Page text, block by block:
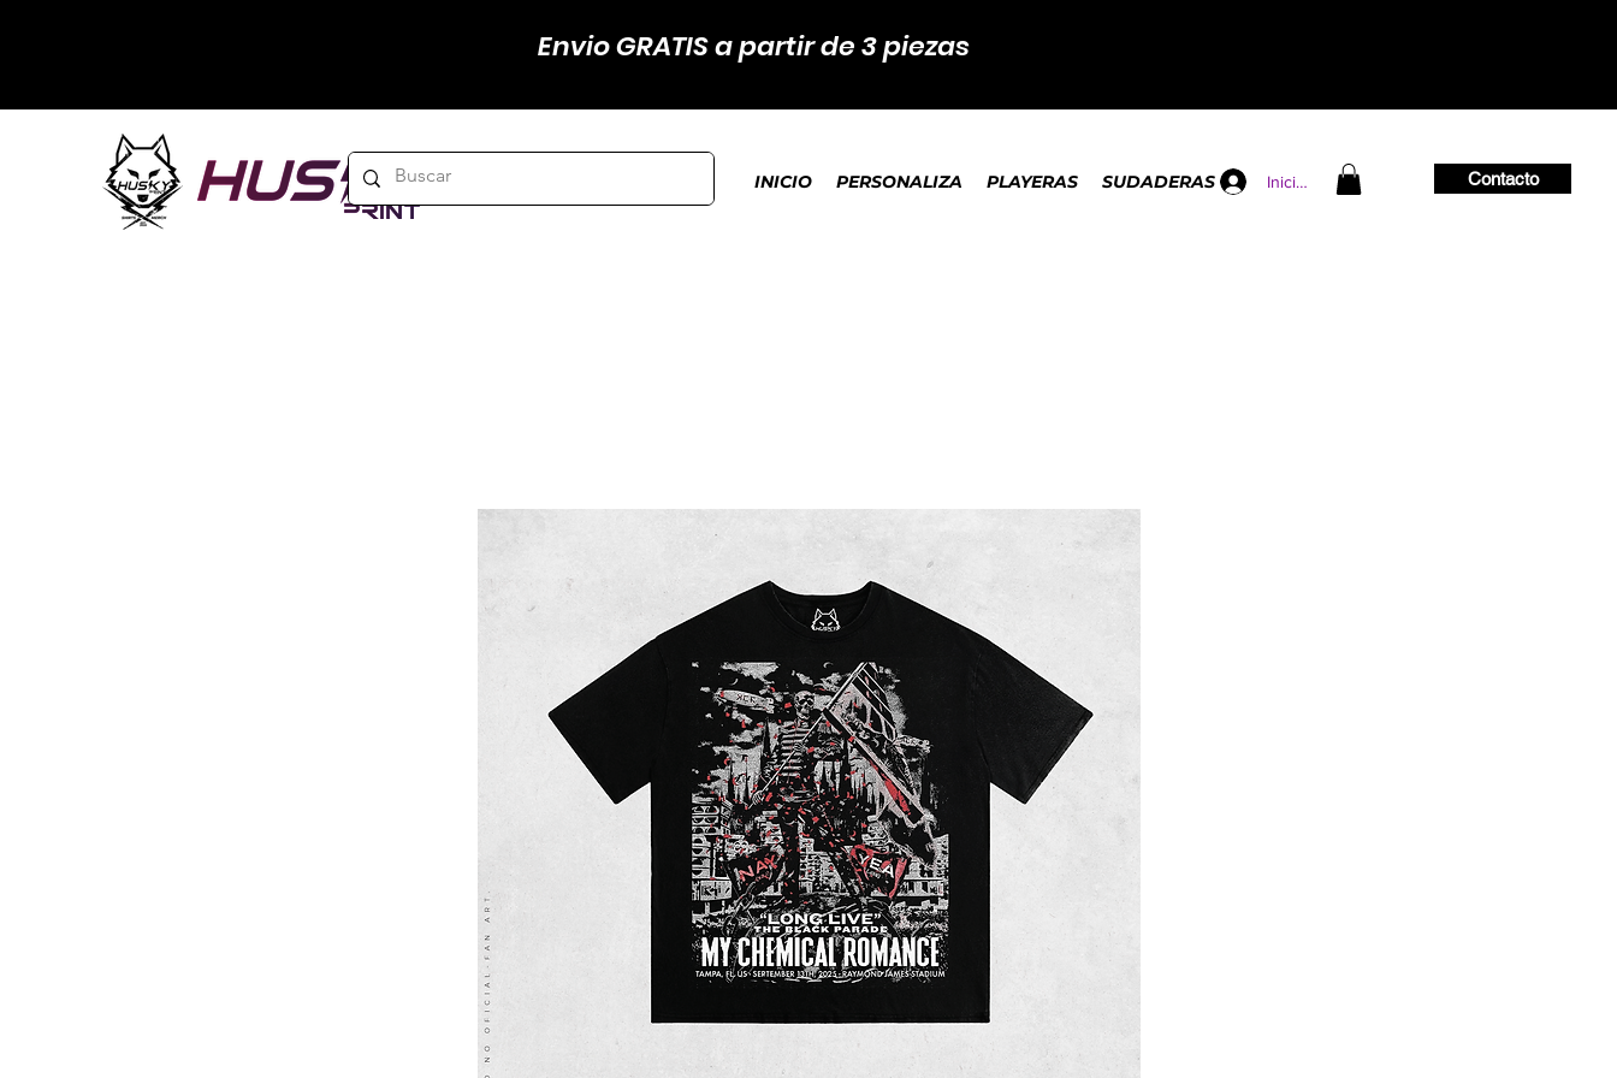
Envio GRATIS a partir de 3 piezas
INICIO PERSONALIZA PLAYERAS SUDADERAS Iniciar sesión Contacto